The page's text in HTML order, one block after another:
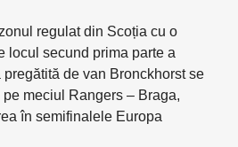
regulat din Scoția cu o
locul secund prima parte a
de van Bronckhorst se
meciul Rangers – Braga,
în semifinalele Europa